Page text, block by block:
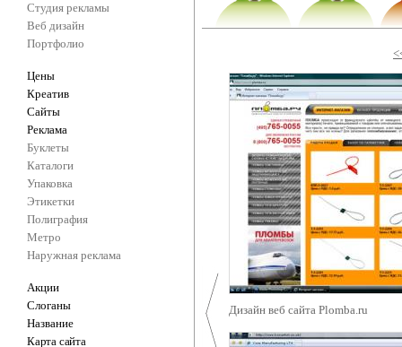
Студия рекламы
Веб дизайн
Портфолио
Цены
Креатив
Сайты
Реклама
Буклеты
Каталоги
Упаковка
Этикетки
Полиграфия
Метро
Наружная реклама
Акции
Слоганы
Название
Карта сайта
Дизайн веб сайта Plomba.ru